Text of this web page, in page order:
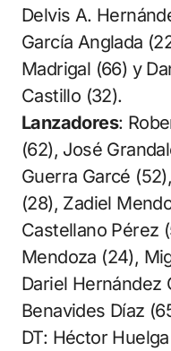
Delvis A.
García Anglada
Madrigal (66) y
Castillo (32).
Lanzadores:
(62), José
Guerra Garcé
(28), Zadiel
Castellano Pérez
Mendoza (24),
Dariel Hernández
Benavides Díaz
DT: Héctor